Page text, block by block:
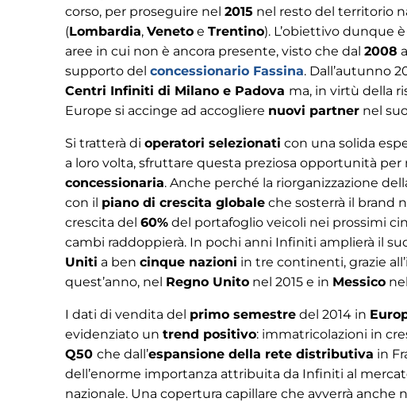
corso, per proseguire nel 2015 nel resto del territorio
(Lombardia, Veneto e Trentino). L’obiettivo dunque
aree in cui non è ancora presente, visto che dal 2008
supporto del concessionario Fassina. Dall’autunno
Centri Infiniti di Milano e Padova ma, in virtù della
Europe si accinge ad accogliere nuovi partner nel
Si tratterà di operatori selezionati con una solida
a loro volta, sfruttare questa preziosa opportunità per
concessionaria. Anche perché la riorganizzazione
con il piano di crescita globale che sosterrà il brand
crescita del 60% del portafoglio veicoli nei prossimi
cambi raddoppierà. In pochi anni Infiniti amplierà il
Uniti a ben cinque nazioni in tre continenti, grazie
quest’anno, nel Regno Unito nel 2015 e in Messico
I dati di vendita del primo semestre del 2014 in
evidenziato un trend positivo: immatricolazioni in
Q50 che dall’espansione della rete distributiva in
dell’enorme importanza attribuita da Infiniti al
nazionale. Una copertura capillare che avverrà anche